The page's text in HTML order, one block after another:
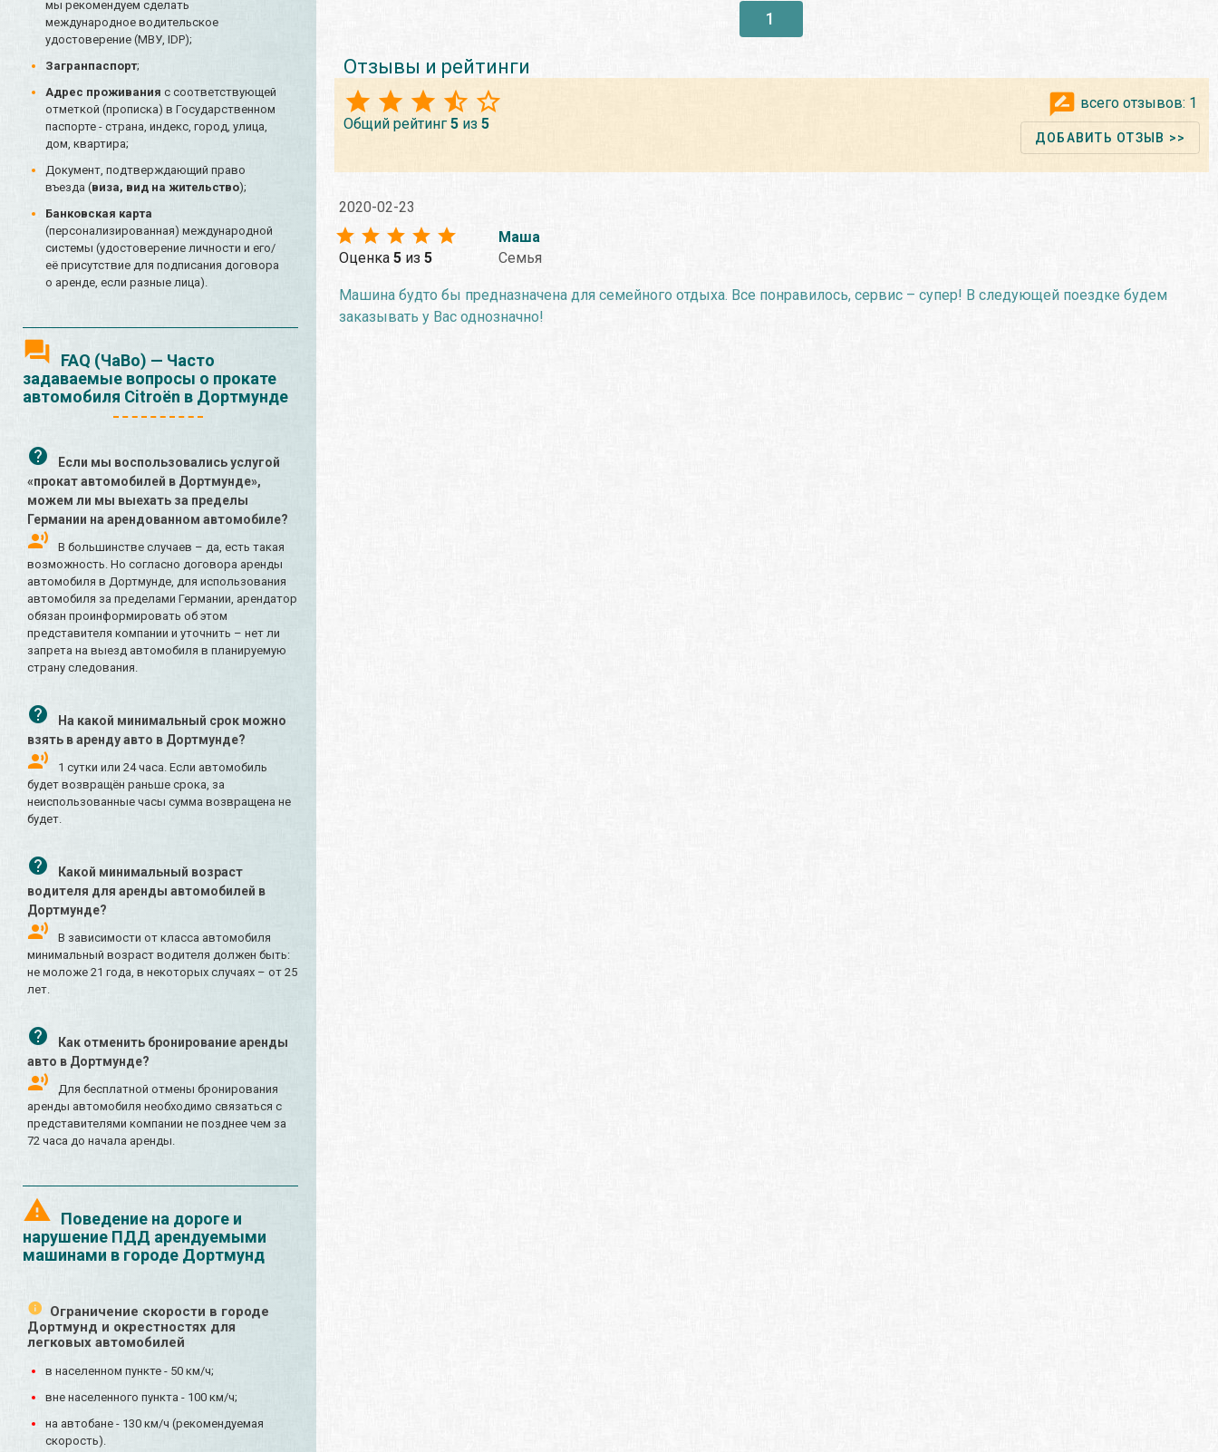
мы рекомендуем сделать
международное водительское
удостоверение (МВУ, IDP);
Загранпаспорт;
Адрес проживания с соответствующей
отметкой (прописка) в Государственном
паспорте - страна, индекс, город, улица,
дом, квартира;
Документ, подтверждающий право
въезда (виза, вид на жительство);
Банковская карта
(персонализированная) международной
системы (удостоверение личности и его/
её присутствие для подписания договора
о аренде, если разные лица).
FAQ (ЧаВо) — Часто
задаваемые вопросы о прокате
автомобиля Citroën в Дортмунде
Если мы воспользовались услугой
«прокат автомобилей в Дортмунде»,
можем ли мы выехать за пределы
Германии на арендованном автомобиле?
В большинстве случаев – да, есть такая
возможность. Но согласно договора аренды
автомобиля в Дортмунде, для использования
автомобиля за пределами Германии, арендатор
обязан проинформировать об этом
представителя компании и уточнить – нет ли
запрета на выезд автомобиля в планируемую
страну следования.
На какой минимальный срок можно
взять в аренду авто в Дортмунде?
1 сутки или 24 часа. Если автомобиль
будет возвращён раньше срока, за
неиспользованные часы сумма возвращена не
будет.
Какой минимальный возраст
водителя для аренды автомобилей в
Дортмунде?
В зависимости от класса автомобиля
минимальный возраст водителя должен быть:
не моложе 21 года, в некоторых случаях – от 25
лет.
Как отменить бронирование аренды
авто в Дортмунде?
Для бесплатной отмены бронирования
аренды автомобиля необходимо связаться с
представителями компании не позднее чем за
72 часа до начала аренды.
Поведение на дороге и
нарушение ПДД арендуемыми
машинами в городе Дортмунд
Ограничение скорости в городе
Дортмунд и окрестностях для
легковых автомобилей
в населенном пункте - 50 км/ч;
вне населенного пункта - 100 км/ч;
на автобане - 130 км/ч (рекомендуемая
скорость).
1
Отзывы и рейтинги
Общий рейтинг 5из 5
всего отзывов: 1
ДОБАВИТЬ ОТЗЫВ >>
2020-02-23
Оценка 5из 5
Маша
Семья
Машина будто бы предназначена для семейного отдыха. Все понравилось, сервис – супер! В следующей поездке будем
заказывать у Вас однозначно!